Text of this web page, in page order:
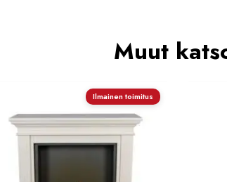
Muut
Ilmainen toimitus